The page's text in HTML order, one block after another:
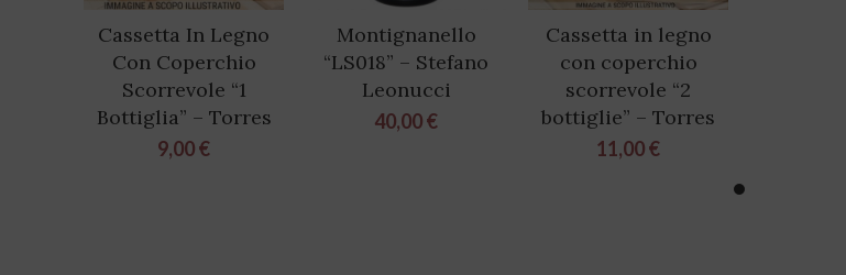
Cassetta In Legno
Con Coperchio
Scorrevole “1
Bottiglia” – Torres
9,00€
Montignanello
“LS018” – Stefano
Leonucci
40,00€
Cassetta in legno
con coperchio
scorrevole “2
bottiglie” – Torres
11,00€